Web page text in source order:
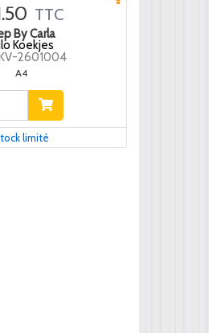
TTC
By Carla
Koekjes
2601004
A4
limité